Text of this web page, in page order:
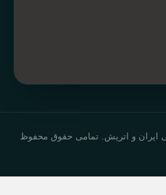
ایران و اتریش. تمامی حقوق محفوظ